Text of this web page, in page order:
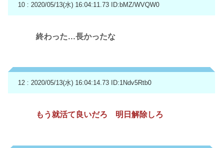
10 : 2020/05/13(水) 16:04:11.73 ID:bMZ/WVQW0
終わった…長かったな
12 : 2020/05/13(水) 16:04:14.73 ID:1Ndv5Rtb0
もう就活て良いだろ 明日解除しろ